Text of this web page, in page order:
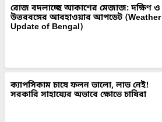
রোজ বদলাচ্ছে আকাশের মেজাজ: দক্ষিণ ও
উত্তরবঙ্গের আবহাওয়ার আপডেট (Weather
Update of Bengal)
ক্যাপসিকাম চাষে ফলন ভালো, লাভ নেই!
সরকারি সাহায্যের অভাবে ক্ষোভে চাষিরা